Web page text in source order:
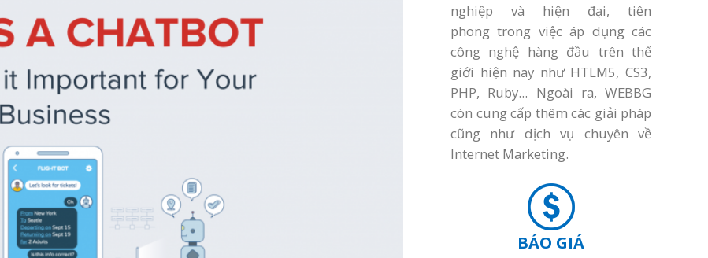
nghiệp và hiện đại, tiên
phong trong việc áp dụng các
công nghệ hàng đầu trên thế
giới hiện nay như HTLM5, CS3,
PHP, Ruby... Ngoài ra, WEBBG
còn cung cấp thêm các giải pháp
cũng như dịch vụ chuyên về
Internet Marketing.
BÁO GIÁ